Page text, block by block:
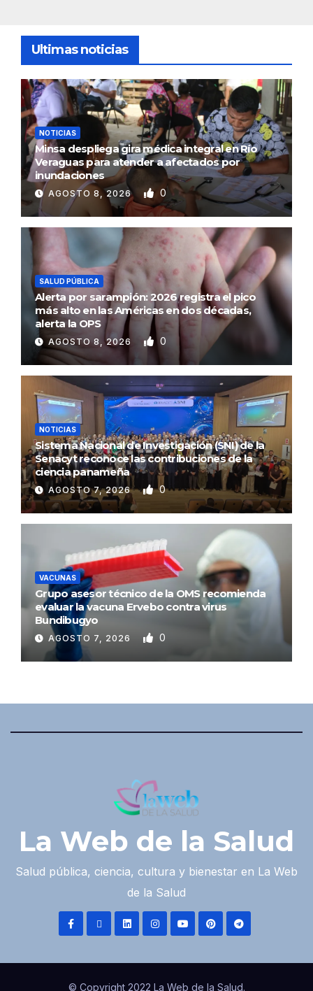
Ultimas noticias
NOTICIAS
Minsa despliega gira médica integral en Río
Veraguas para atender a afectados por
inundaciones
AGOSTO 8, 2026 0
SALUD PÚBLICA
Alerta por sarampión: 2026 registra el pico
más alto en las Américas en dos décadas,
alerta la OPS
AGOSTO 8, 2026 0
NOTICIAS
Sistema Nacional de Investigación (SNI) de la
Senacyt reconoce las contribuciones de la
ciencia panameña
AGOSTO 7, 2026 0
VACUNAS
Grupo asesor técnico de la OMS recomienda
evaluar la vacuna Ervebo contra virus
Bundibugyo
AGOSTO 7, 2026 0
La Web de la Salud
Salud pública, ciencia, cultura y bienestar en La Web
de la Salud
© Copyright 2022 La Web de la Salud.